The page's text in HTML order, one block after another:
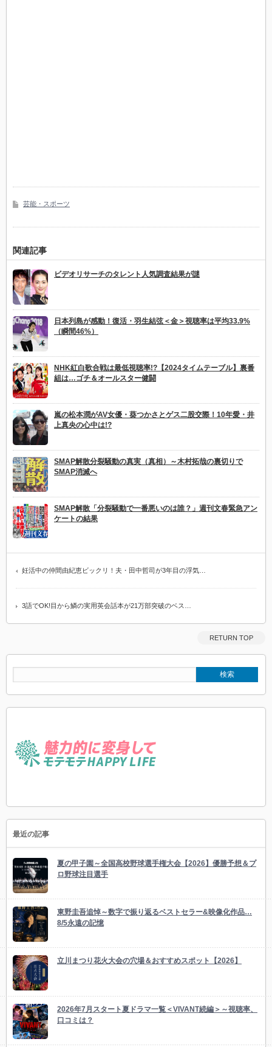
芸能・スポーツ
関連記事
ビデオリサーチのタレント人気調査結果が謎
日本列島が感動！復活・羽生結弦＜金＞視聴率は平均33.9%
（瞬間46%）
NHK紅白歌合戦は最低視聴率!?【2024タイムテーブル】裏番
組は…ゴチ＆オールスター健闘
嵐の松本潤がAV女優・葵つかさとゲス二股交際！10年愛・井
上真央の心中は!?
SMAP解散分裂騒動の真実（真相）～木村拓哉の裏切りで
SMAP消滅へ
SMAP解散「分裂騒動で一番悪いのは誰？」週刊文春緊急アン
ケートの結果
妊活中の仲間由紀恵ビックリ！夫・田中哲司が3年目の浮気…
3語でOK!目から鱗の実用英会話本が21万部突破のベス…
RETURN TOP
最近の記事
夏の甲子園～全国高校野球選手権大会【2026】優勝予想＆プ
ロ野球注目選手
東野圭吾追悼～数字で振り返るベストセラー&映像化作品…
8/5永遠の記憶
立川まつり花火大会の穴場＆おすすめスポット【2026】
2026年7月スタート夏ドラマ一覧＜VIVANT続編＞～視聴率、
口コミは？